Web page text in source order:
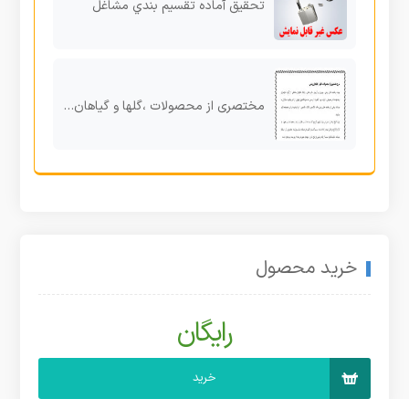
تحقیق آماده تقسیم بندي مشاغل
مختصری از محصولات ،گلها و گیاهان زینتی
خرید محصول
رایگان
خرید